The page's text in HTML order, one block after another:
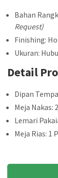
Bahan
Request)
Finishing:
Ukuran:
Detail
Dipan
Meja Nakas:
Lemari
Meja Rias: 1